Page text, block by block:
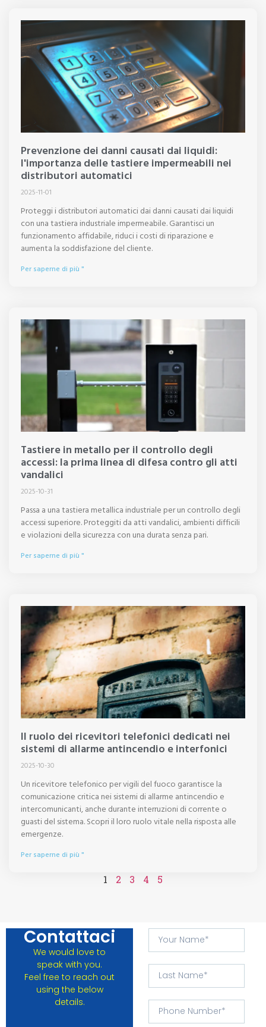
Prevenzione dei danni causati dai liquidi:
l'importanza delle tastiere impermeabili nei
distributori automatici
2025-11-01
Proteggi i distributori automatici dai danni causati dai liquidi
con una tastiera industriale impermeabile. Garantisci un
funzionamento affidabile, riduci i costi di riparazione e
aumenta la soddisfazione del cliente.
Per saperne di più "
Tastiere in metallo per il controllo degli
accessi: la prima linea di difesa contro gli atti
vandalici
2025-10-31
Passa a una tastiera metallica industriale per un controllo degli
accessi superiore. Proteggiti da atti vandalici, ambienti difficili
e violazioni della sicurezza con una durata senza pari.
Per saperne di più "
Il ruolo dei ricevitori telefonici dedicati nei
sistemi di allarme antincendio e interfonici
2025-10-30
Un ricevitore telefonico per vigili del fuoco garantisce la
comunicazione critica nei sistemi di allarme antincendio e
intercomunicanti, anche durante interruzioni di corrente o
guasti del sistema. Scopri il loro ruolo vitale nella risposta alle
emergenze.
Per saperne di più "
1 2 3 4 5
Contattaci
We would love to
speak with you.
Feel free to reach out
using the below
details.